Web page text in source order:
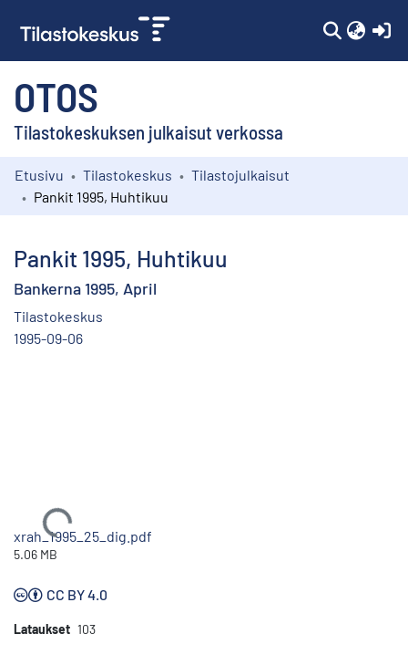
OTOS
Tilastokeskuksen julkaisut verkossa
Kokoelmat
Etusivu Tilastokeskus
Tilastojulkaisut
Pankit 1995, Huhtikuu
Pankit 1995, Huhtikuu
Bankerna 1995, April
Tilastokeskus
1995-09-06
Ladataan...
xrah_1995_25_dig.pdf
5.06 MB
CC BY 4.0
Lataukset 103